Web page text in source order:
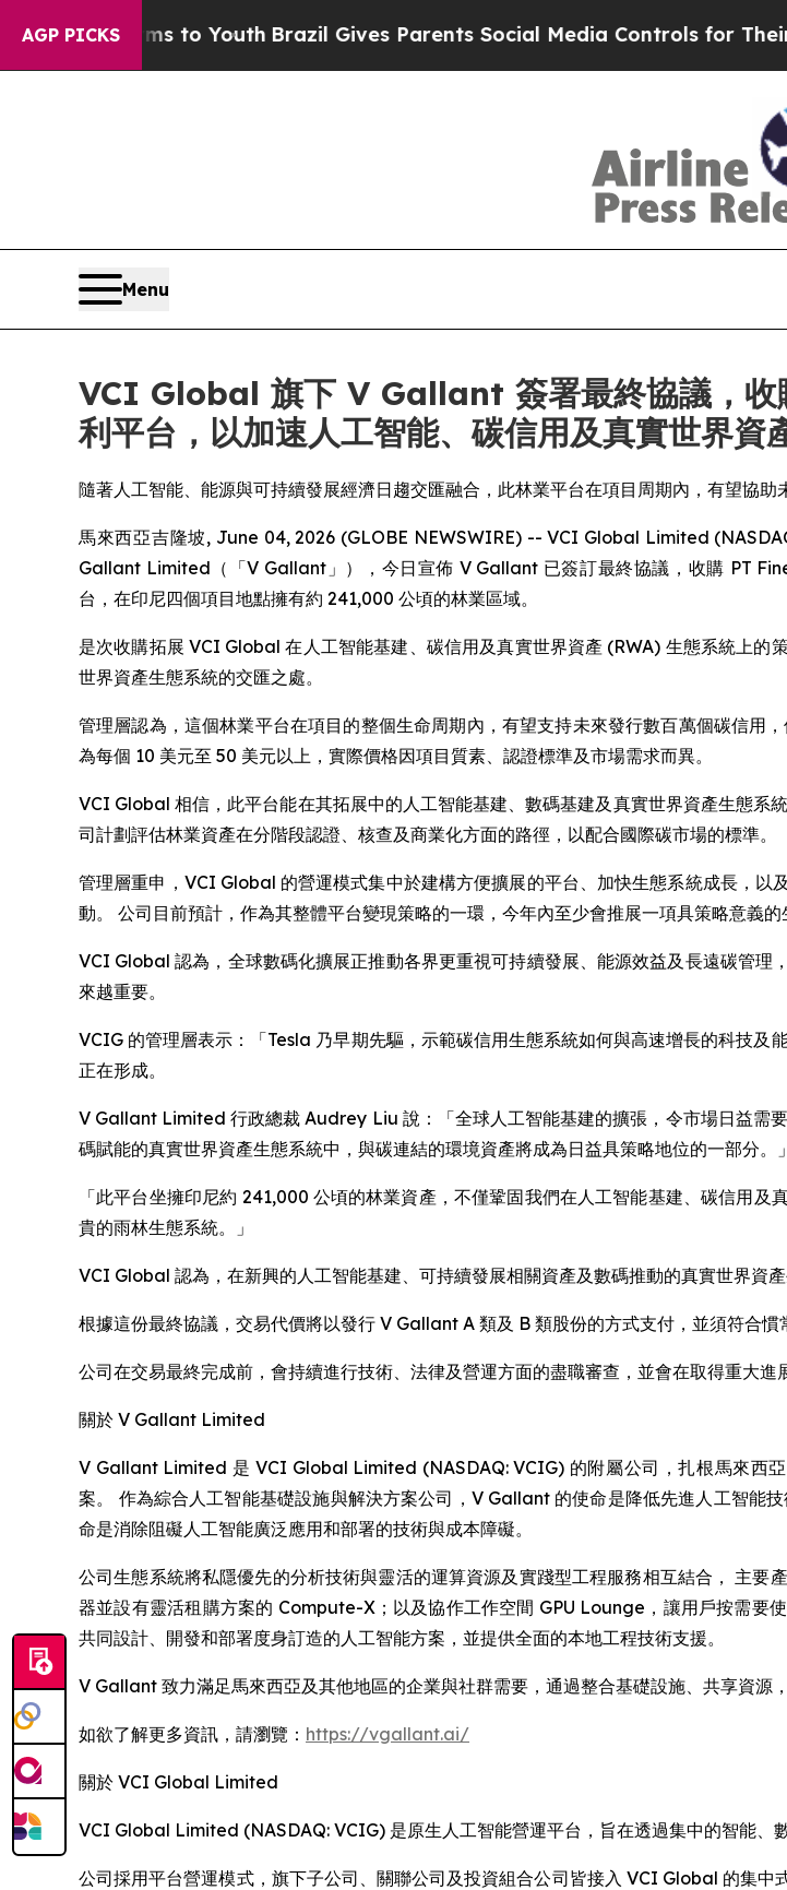
AGP PICKS
to YouthBrazil Gives Parents Social Media Controls for Their Kids.
Menu
VCI Global 旗下 V Gallant 簽署最終協議，收
利平台，以加速人工智能、碳信用及真實世界資
隨著人工智能、能源與可持續發展經濟日趨交匯融合，此林業平台在項目周期內，有望協助
馬來西亞吉隆坡, June 04, 2026 (GLOBE NEWSWIRE) -- VCI Global Limited
Gallant Limited（「V Gallant」），今日宣佈 V Gallant 已簽訂最終協議，收購 PT
台，在印尼四個項目地點擁有約 241,000 公頃的林業區域。
是次收購拓展 VCI Global 在人工智能基建、碳信用及真實世界資產 (RWA) 生態系統上
世界資產生態系統的交匯之處。
管理層認為，這個林業平台在項目的整個生命周期內，有望支持未來發行數百萬個碳信用
為每個 10 美元至 50 美元以上，實際價格因項目質素、認證標準及市場需求而異。
VCI Global 相信，此平台能在其拓展中的人工智能基建、數碼基建及真實世界資產生態系
司計劃評估林業資產在分階段認證、核查及商業化方面的路徑，以配合國際碳市場的標準。
管理層重申，VCI Global 的營運模式集中於建構方便擴展的平台、加快生態系統成長，
動。 公司目前預計，作為其整體平台變現策略的一環，今年內至少會推展一項具策略意義的
VCI Global 認為，全球數碼化擴展正推動各界更重視可持續發展、能源效益及長遠碳管
來越重要。
VCIG 的管理層表示：「Tesla 乃早期先驅，示範碳信用生態系統如何與高速增長的科技
正在形成。
V Gallant Limited 行政總裁 Audrey Liu 說：「全球人工智能基建的擴張，令市場日益需
碼賦能的真實世界資產生態系統中，與碳連結的環境資產將成為日益具策略地位的一部分。」
「此平台坐擁印尼約 241,000 公頃的林業資產，不僅鞏固我們在人工智能基建、碳信用
貴的雨林生態系統。」
VCI Global 認為，在新興的人工智能基建、可持續發展相關資產及數碼推動的真實世界資
根據這份最終協議，交易代價將以發行 V Gallant A 類及 B 類股份的方式支付，並須符合慣
公司在交易最終完成前，會持續進行技術、法律及營運方面的盡職審查，並會在取得重大進
關於 V Gallant Limited
V Gallant Limited 是 VCI Global Limited (NASDAQ: VCIG) 的附屬公司，扎根馬來西
案。 作為綜合人工智能基礎設施與解決方案公司，V Gallant 的使命是降低先進人工智能
命是消除阻礙人工智能廣泛應用和部署的技術與成本障礙。
公司生態系統將私隱優先的分析技術與靈活的運算資源及實踐型工程服務相互結合， 主
器並設有靈活租購方案的 Compute-X；以及協作工作空間 GPU Lounge，讓用戶按需要
共同設計、開發和部署度身訂造的人工智能方案，並提供全面的本地工程技術支援。
V Gallant 致力滿足馬來西亞及其他地區的企業與社群需要，通過整合基礎設施、共享資源
如欲了解更多資訊，請瀏覽： https://vgallant.ai/
關於 VCI Global Limited
VCI Global Limited (NASDAQ: VCIG) 是原生人工智能營運平台，旨在透過集中的智能、
公司採用平台營運模式，旗下子公司、關聯公司及投資組合公司皆接入 VCI Global 的集